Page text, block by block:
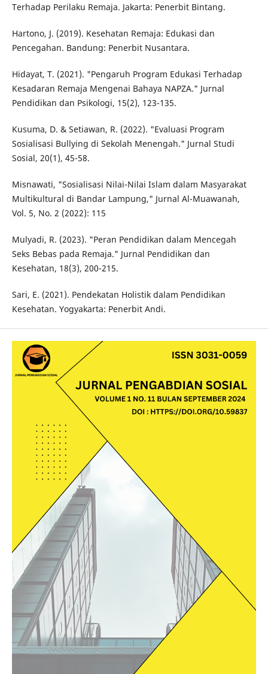
Terhadap Perilaku Remaja. Jakarta: Penerbit Bintang.
Hartono, J. (2019). Kesehatan Remaja: Edukasi dan
Pencegahan. Bandung: Penerbit Nusantara.
Hidayat, T. (2021). "Pengaruh Program Edukasi Terhadap
Kesadaran Remaja Mengenai Bahaya NAPZA." Jurnal
Pendidikan dan Psikologi, 15(2), 123-135.
Kusuma, D. & Setiawan, R. (2022). "Evaluasi Program
Sosialisasi Bullying di Sekolah Menengah." Jurnal Studi
Sosial, 20(1), 45-58.
Misnawati, "Sosialisasi Nilai-Nilai Islam dalam Masyarakat
Multikultural di Bandar Lampung," Jurnal Al-Muawanah,
Vol. 5, No. 2 (2022): 115
Mulyadi, R. (2023). "Peran Pendidikan dalam Mencegah
Seks Bebas pada Remaja." Jurnal Pendidikan dan
Kesehatan, 18(3), 200-215.
Sari, E. (2021). Pendekatan Holistik dalam Pendidikan
Kesehatan. Yogyakarta: Penerbit Andi.